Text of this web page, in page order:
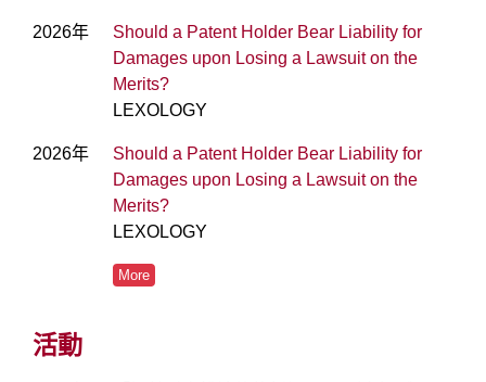
2026年
Should a Patent Holder Bear Liability for
Damages upon Losing a Lawsuit on the
Merits?
LEXOLOGY
2026年
Should a Patent Holder Bear Liability for
Damages upon Losing a Lawsuit on the
Merits?
LEXOLOGY
More
活動